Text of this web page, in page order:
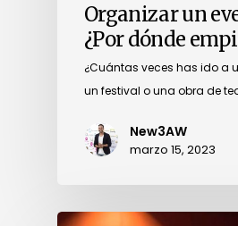
Organizar un
¿Por dónde
¿Cuántas veces has ido a
un festival o una obra de
New3AW
marzo 15, 2023